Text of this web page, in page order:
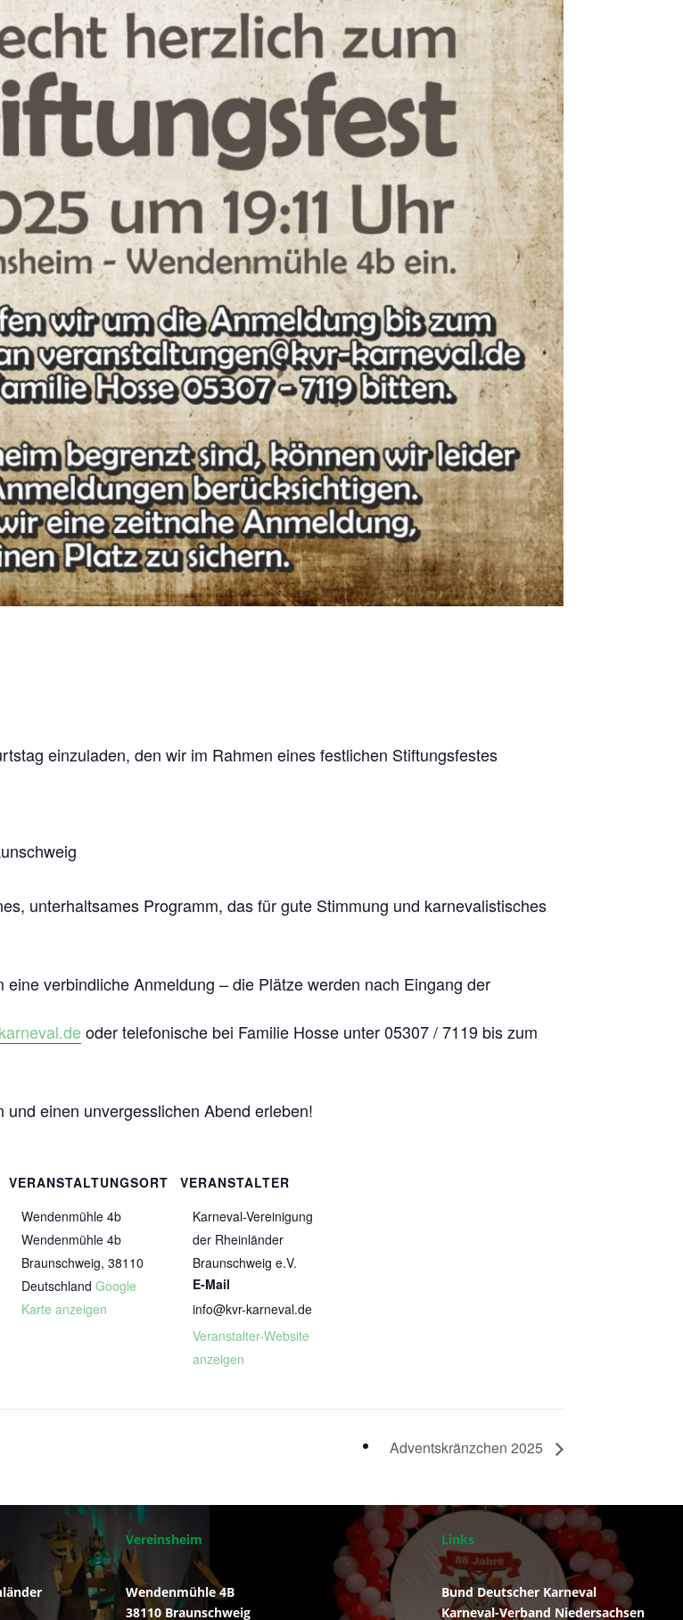
einzuladen, den wir im Rahmen eines festlichen Stiftungsfestes
unterhaltsames Programm, das für gute Stimmung und karnevalistisches
verbindliche Anmeldung – die Plätze werden nach Eingang der
oder telefonische bei Familie Hosse unter 05307 / 7119 bis zum
einen unvergesslichen Abend erleben!
VERANSTALTUNGSORT
Wendenmühle 4b
Wendenmühle 4b
Braunschweig, 38110
Deutschland Google
Karte anzeigen
VERANSTALTER
Karneval-Vereinigung
der Rheinländer
Braunschweig e.V.
E-Mail
info@kvr-karneval.de
Veranstalter-Website
anzeigen
Adventskränzchen 2025
Vereinsheim
Wendenmühle 4B
38110 Braunschweig
Links
Bund Deutscher Karneval
Karneval-Verband Niedersachsen